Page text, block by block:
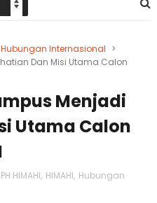
Hubungan Internasional >
Dan Misi Utama Calon
Menjadi
Utama Calon
HIMAHI, HIMAHI, Hubungan